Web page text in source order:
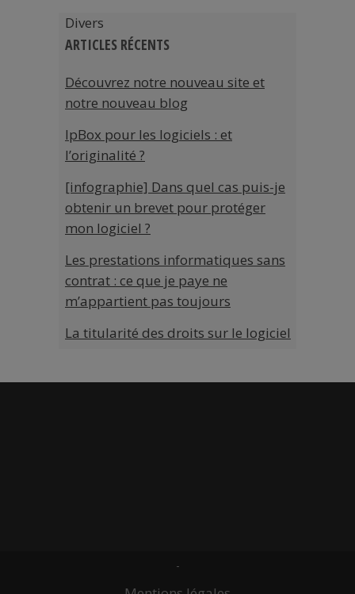
Divers
ARTICLES RÉCENTS
Découvrez notre nouveau site et
notre nouveau blog
IpBox pour les logiciels : et
l’originalité ?
[infographie] Dans quel cas puis-je
obtenir un brevet pour protéger
mon logiciel ?
Les prestations informatiques sans
contrat : ce que je paye ne
m’appartient pas toujours
La titularité des droits sur le logiciel
-